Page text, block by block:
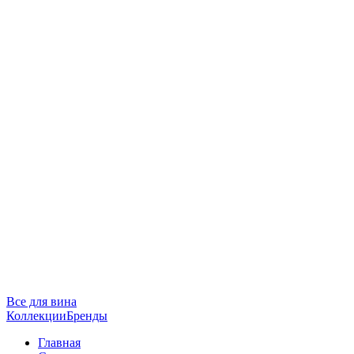
Все для вина
КоллекцииБренды
Главная